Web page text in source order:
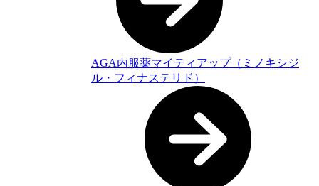
AGA内服薬マイティアップ（ミノキシジ
ル・フィナステリド）